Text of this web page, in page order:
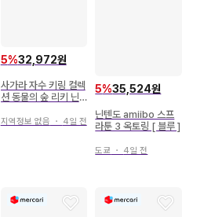
5%32,972원
사가라 자수 키링 컬렉
션 동물의 숲 리키 닌
지역정보 없음 ・ 4일 전
5%35,524원
닌텐도 amiibo 스프
라툰 3 옥토링 [ 블루 ]
도쿄 ・ 4일 전